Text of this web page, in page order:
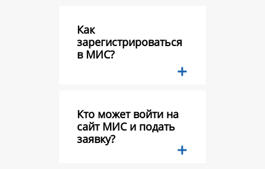
Как
зарегистрироваться
в МИС?
Кто может войти на
сайт МИС и подать
заявку?